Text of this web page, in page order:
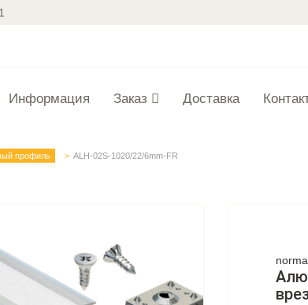
Информация Заказ Доставка
профиль ALH-02S-1020/22/6mm-FR